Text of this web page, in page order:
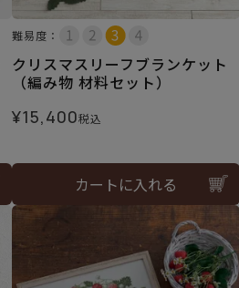
難易度：
クリスマスリーフブランケット
（編み物 材料セット）
¥15,400税込
カートに入れる